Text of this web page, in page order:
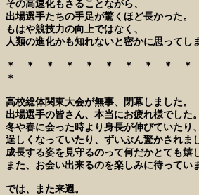
その高速化もさることながら、
出場選手たちの手足が驚くほど長かった。
もはや競技力の向上ではなく、
人類の進化かも知れないと密かに思ってし
＊ ＊ ＊ ＊ ＊ ＊ ＊ ＊ ＊
＊
高校総体関東大会が無事、閉幕しました。
出場選手の皆さん、本当にお疲れ様でした。
冬や春に会った時より身長が伸びていたり、
逞しくなっていたり、ずいぶん驚かされま
成長する姿を見守るのって何だかとても嬉
また、お会い出来るのを楽しみに待ってい
では、また来週。